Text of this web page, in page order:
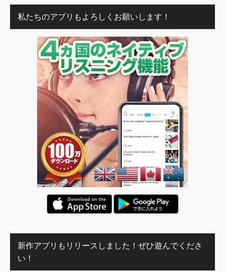
私たちのアプリもよろしくお願いします！
新作アプリもリリースしました！ぜひ遊んでくださ
い！